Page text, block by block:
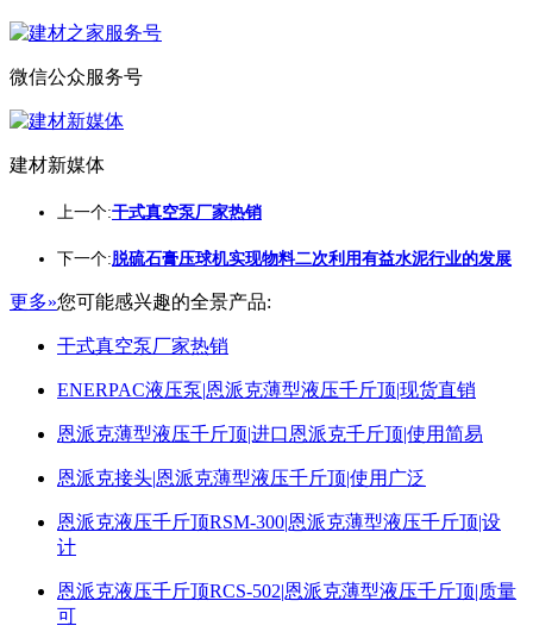
微信公众服务号
建材新媒体
上一个:干式真空泵厂家热销
下一个:脱硫石膏压球机实现物料二次利用有益水泥行业的发展
更多»您可能感兴趣的全景产品:
干式真空泵厂家热销
ENERPAC液压泵|恩派克薄型液压千斤顶|现货直销
恩派克薄型液压千斤顶|进口恩派克千斤顶|使用简易
恩派克接头|恩派克薄型液压千斤顶|使用广泛
恩派克液压千斤顶RSM-300|恩派克薄型液压千斤顶|设
计
恩派克液压千斤顶RCS-502|恩派克薄型液压千斤顶|质量
可